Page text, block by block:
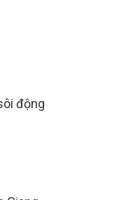
động